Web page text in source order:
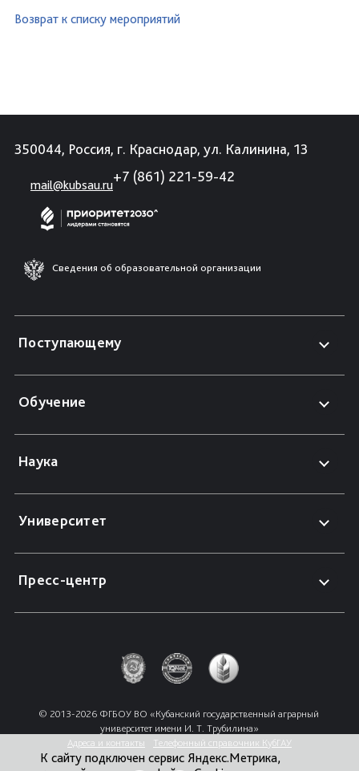
Возврат к списку мероприятий
350044, Россия, г. Краснодар, ул. Калинина, 13
mail@kubsau.ru
+7 (861) 221-59-42
Сведения об образовательной организации
Поступающему
Обучение
Наука
Университет
Пресс-центр
© 2013-2026 ФГБОУ ВО «Кубанский государственный аграрный
университет имени И. Т. Трубилина»
Адреса и контакты
Телефонный справочник КубГАУ
К сайту подключен сервис Яндекс.Метрика,